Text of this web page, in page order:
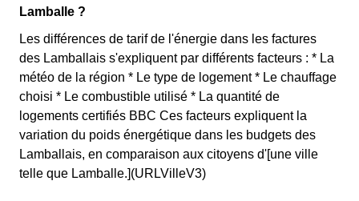
Lamballe ?
Les différences de tarif de l'énergie dans les factures
des Lamballais s'expliquent par différents facteurs : * La
météo de la région * Le type de logement * Le chauffage
choisi * Le combustible utilisé * La quantité de
logements certifiés BBC Ces facteurs expliquent la
variation du poids énergétique dans les budgets des
Lamballais, en comparaison aux citoyens d'[une ville
telle que Lamballe.](URLVilleV3)